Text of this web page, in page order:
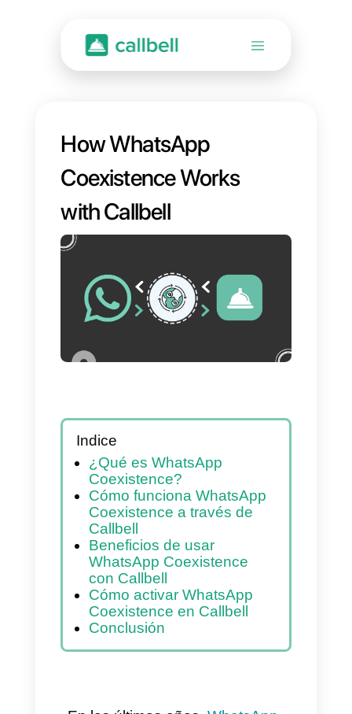
How WhatsApp
Coexistence Works
Indice
¿Qué es WhatsApp
Coexistence?
Cómo funciona WhatsApp
Coexistence a través de
Callbell
con Callbell